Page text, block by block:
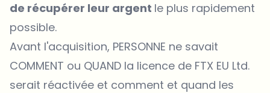
de récupérer leur argent le plus rapidement
possible.
Avant l'acquisition, PERSONNE ne savait
COMMENT ou QUAND la licence de FTX EU Ltd.
serait réactivée et comment et quand les